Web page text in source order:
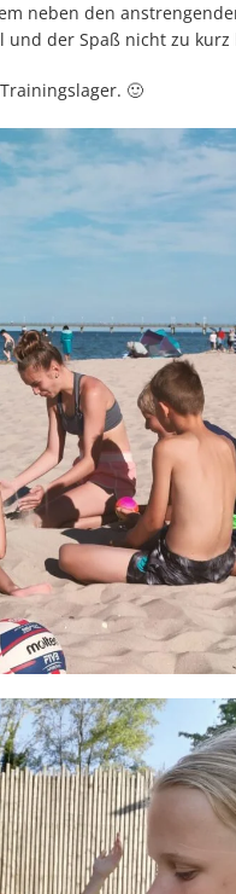
neben den
der Spaß nicht zu kurz
🙂